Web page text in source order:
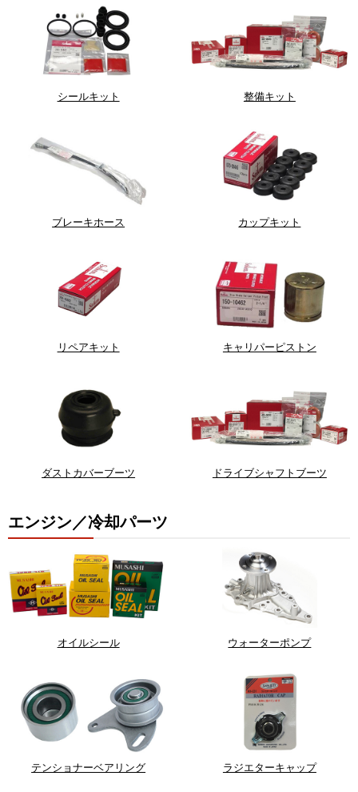
シールキット 整備キット
ブレーキホース カップキット
リペアキット キャリパーピストン
ダストカバーブーツ ドライブシャフトブーツ
エンジン／冷却パーツ
オイルシール ウォーターポンプ
テンショナーベアリング ラジエターキャップ